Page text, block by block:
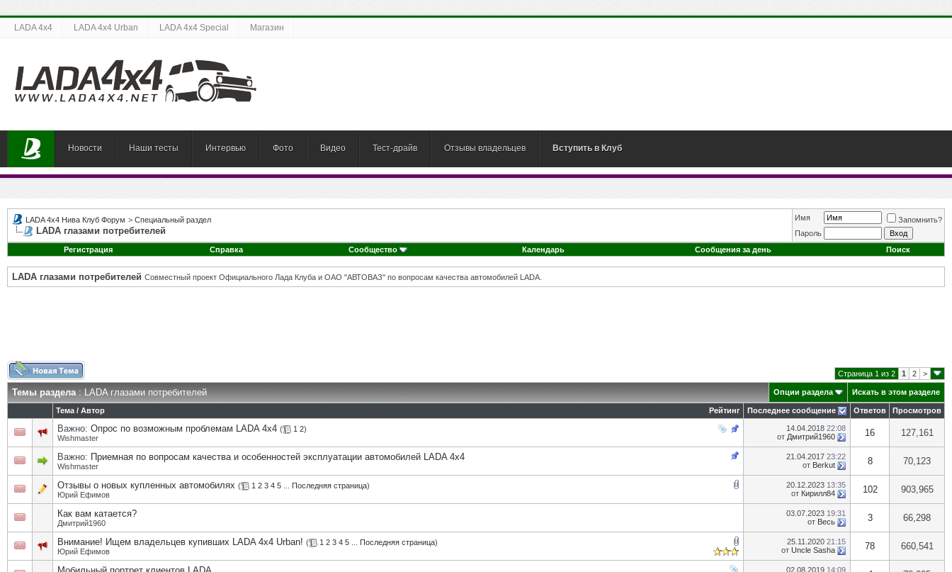
LADA 4x4 LADA 4x4 Urban LADA 4x4 Special Магазин
Новости Наши тесты Интервью Фото Видео Тест-драйв Отзывы владельцев Вступить в Клуб
LADA 4x4 Нива Клуб Форум > Специальный раздел
LADA глазами потребителей
Имя
Запомнить?
Пароль
Регистрация
Справка Сообщество Календарь Сообщения за день Поиск
LADA глазами потребителей Совместный проект Официального Лада Клуба и ОАО "АВТОВАЗ" по вопросам качества автомобилей LADA.
Страница 1 из 2 1 2 >
Темы раздела: LADA глазами потребителей Опции раздела Искать в этом разделе
Рейтинг
Тема / Автор Последнее сообщение Ответов Просмотров
Важно: Опрос по возможным проблемам LADA 4х4 ( 1 2)
Wishmaster
14.04.2018 22:08
от Дмитрий1960 16 127,161
Важно: Приемная по вопросам качества и особенностей эксплуатации автомобилей LADA 4х4
Wishmaster
21.04.2017 23:22
от Berkut 8 70,123
Отзывы о новых купленных автомобилях ( 1 2 3 4 5 Последняя страница)
Юрий Ефимов
20.12.2023 13:35
от Кирилл84 102 903,965
Как вам катается?
Дмитрий1960
03.07.2023 19:31
от Весь 3 66,298
Внимание! Ищем владельцев купивших LADA 4x4 Urban! ( 1 2 3 4 5 Последняя страница)
Юрий Ефимов
25.11.2020 21:15
от Uncle Sasha 78 660,541
02.08.2019 14:09